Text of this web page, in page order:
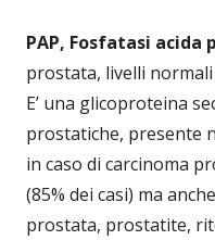
PAP, Fosfatasi acida
prostata, livelli normali
E’ una glicoproteina
prostatiche, presente
in caso di carcinoma
(85% dei casi) ma
prostata, prostatite,